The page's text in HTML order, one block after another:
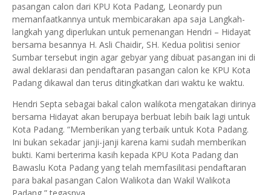
pasangan calon dari KPU Kota Padang, Leonardy pun
memanfaatkannya untuk membicarakan apa saja Langkah-
langkah yang diperlukan untuk pemenangan Hendri – Hidayat
bersama besannya H. Asli Chaidir, SH. Kedua politisi senior
Sumbar tersebut ingin agar gebyar yang dibuat pasangan ini di
awal deklarasi dan pendaftaran pasangan calon ke KPU Kota
Padang dikawal dan terus ditingkatkan dari waktu ke waktu.
Hendri Septa sebagai bakal calon walikota mengatakan dirinya
bersama Hidayat akan berupaya berbuat lebih baik lagi untuk
Kota Padang. “Memberikan yang terbaik untuk Kota Padang.
Ini bukan sekadar janji-janji karena kami sudah memberikan
bukti. Kami berterima kasih kepada KPU Kota Padang dan
Bawaslu Kota Padang yang telah memfasilitasi pendaftaran
para bakal pasangan Calon Walikota dan Wakil Walikota